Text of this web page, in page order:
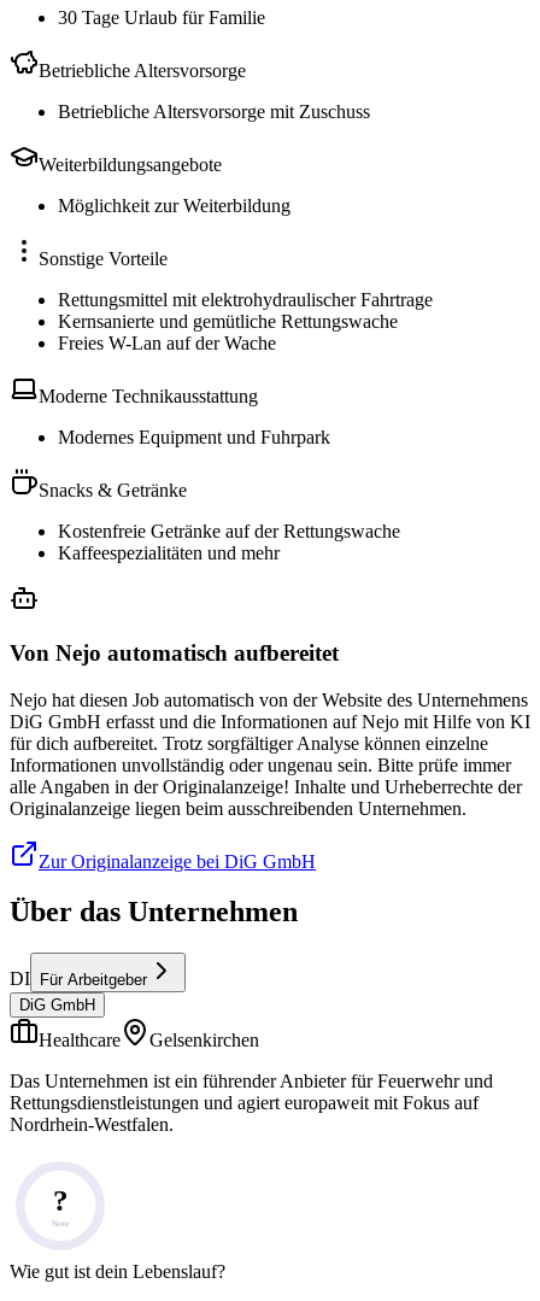
30 Tage Urlaub für Familie
Betriebliche Altersvorsorge
Betriebliche Altersvorsorge mit Zuschuss
Weiterbildungsangebote
Möglichkeit zur Weiterbildung
Sonstige Vorteile
Rettungsmittel mit elektrohydraulischer Fahrtrage
Kernsanierte und gemütliche Rettungswache
Freies W-Lan auf der Wache
Moderne Technikausstattung
Modernes Equipment und Fuhrpark
Snacks & Getränke
Kostenfreie Getränke auf der Rettungswache
Kaffeespezialitäten und mehr
Von Nejo automatisch aufbereitet
Nejo hat diesen Job automatisch von der Website des Unternehmens
DiG GmbH erfasst und die Informationen auf Nejo mit Hilfe von KI
für dich aufbereitet. Trotz sorgfältiger Analyse können einzelne
Informationen unvollständig oder ungenau sein. Bitte prüfe immer
alle Angaben in der Originalanzeige! Inhalte und Urheberrechte der
Originalanzeige liegen beim ausschreibenden Unternehmen.
Zur Originalanzeige bei DiG GmbH
Über das Unternehmen
DI
Für Arbeitgeber
DiG GmbH
Healthcare
Gelsenkirchen
Das Unternehmen ist ein führender Anbieter für Feuerwehr und
Rettungsdienstleistungen und agiert europaweit mit Fokus auf
Nordrhein-Westfalen.
?
Note
Wie gut ist dein Lebenslauf?